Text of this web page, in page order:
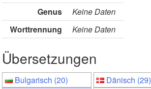
Genus
Keine Daten
Worttrennung
Keine Daten
Übersetzungen
Bulgarisch (20)
Dänisch (29)